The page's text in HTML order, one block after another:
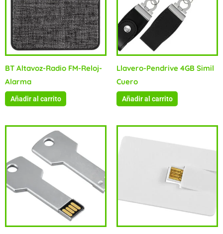
BT Altavoz-Radio FM-Reloj-
Alarma
Añadir al carrito
Llavero-Pendrive 4GB Simil
Cuero
Añadir al carrito